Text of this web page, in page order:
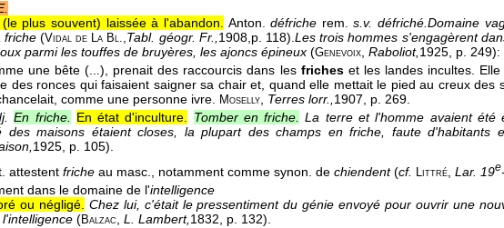
plus souvent) laissée à l'abandon. Anton.défriche rem.s.v. défriché.Domaine
friche(Vidal de La Bl.,Tabl. géogr. Fr.,1908,p. 118).Les trois hommes s'engagèrent
parmi les touffes de bruyères, les ajoncs épineux (Genevoix, Raboliot,1925, p. 249):
une bête (...), prenait des raccourcis dans les fricheset les landes incultes. Elle
des ronces qui faisaient saigner sa chair et, quand elle mettait le pied au creux des
comme une personne ivre. Moselly, Terres lorr.,1907, p. 269.
En friche. En état d'inculture. Tomber en friche. La terre et l'homme avaient été
des maisons étaient closes, la plupart des champs en friche, faute d'habitants
1925, p. 105).
attestent friche au masc., notamment comme synon. de chiendent(cf. Littré Lar. 19e
dans le domaine de l'intelligence
ou négligé. Chez lui, c'était le pressentiment du génie envoyé pour ouvrir une
(Balzac L. Lambert, 1832 , p. 132).